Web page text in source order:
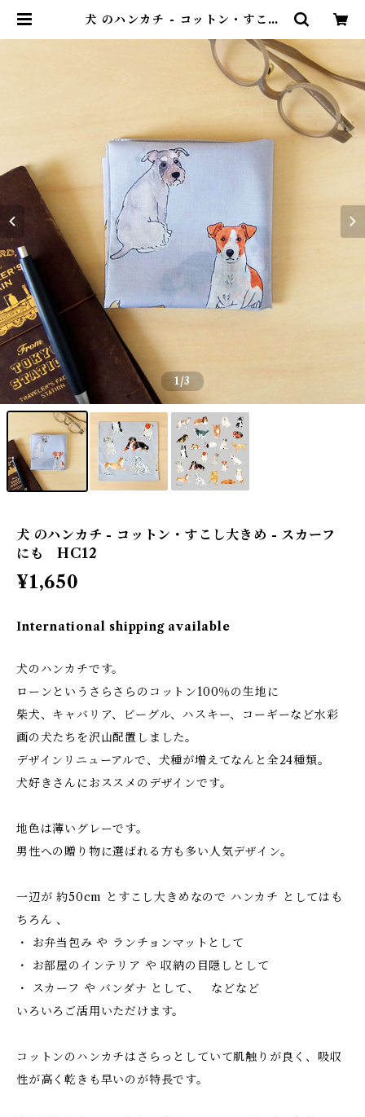
犬 のハンカチ - コットン・すこし
1/3
犬 のハンカチ - コットン・すこし大きめ - スカーフ
にも HC12
¥1,650
International shipping available
犬のハンカチです。
ローンというさらさらのコットン100％の生地に
柴犬、キャバリア、ビーグル、ハスキー、コーギーなど水彩
画の犬たちを沢山配置しました。
デザインリニューアルで、犬種が増えてなんと全24種類。
犬好きさんにおススメのデザインです。
地色は薄いグレーです。
男性への贈り物に選ばれる方も多い人気デザイン。
一辺が 約50cm とすこし大きめなので ハンカチ としてはも
ちろん 、
・ お弁当包み や ランチョンマットとして
・ お部屋のインテリア や 収納の目隠しとして
・ スカーフ や バンダナ として、 などなど
いろいろご活用いただけます。
コットンのハンカチはさらっとしていて肌触りが良く、吸収
性が高く乾きも早いのが特長です。